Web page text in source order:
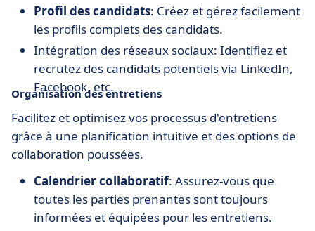
Profil des candidats: Créez et gérez facilement
les profils complets des candidats.
Intégration des réseaux sociaux: Identifiez et
recrutez des candidats potentiels via LinkedIn,
Facebook, etc.
Organisation des entretiens
Facilitez et optimisez vos processus d'entretiens
grâce à une planification intuitive et des options de
collaboration poussées.
Calendrier collaboratif: Assurez-vous que
toutes les parties prenantes sont toujours
informées et équipées pour les entretiens.